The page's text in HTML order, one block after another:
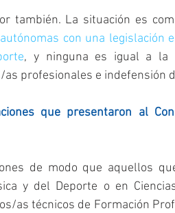
también. La situación es
con una legislación
, y ninguna es igual a la
profesionales e indefensión
que presentaron al
de modo que aquellos
y del Deporte o en
as técnicos de Formación